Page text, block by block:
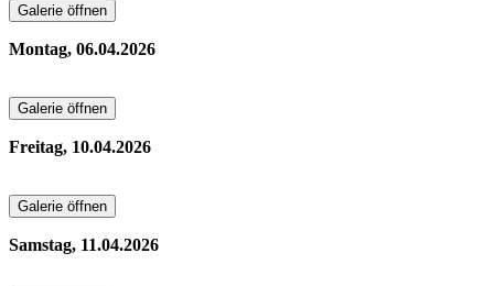
Galerie öffnen
Montag, 06.04.2026
Galerie öffnen
Freitag, 10.04.2026
Galerie öffnen
Samstag, 11.04.2026